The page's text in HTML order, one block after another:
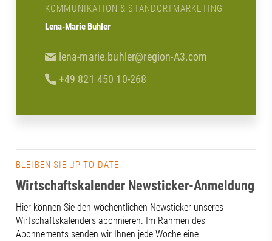
KOMMUNIKATION & STANDORTMARKETING
Lena-Marie Buhler
lena-marie.buhler@region-A3.com
+49 821 450 10-268
BLEIBEN SIE UP TO DATE!
Wirtschaftskalender Newsticker-Anmeldung
Hier können Sie den wöchentlichen Newsticker unseres
Wirtschaftskalenders abonnieren. Im Rahmen des
Abonnements senden wir Ihnen jede Woche eine